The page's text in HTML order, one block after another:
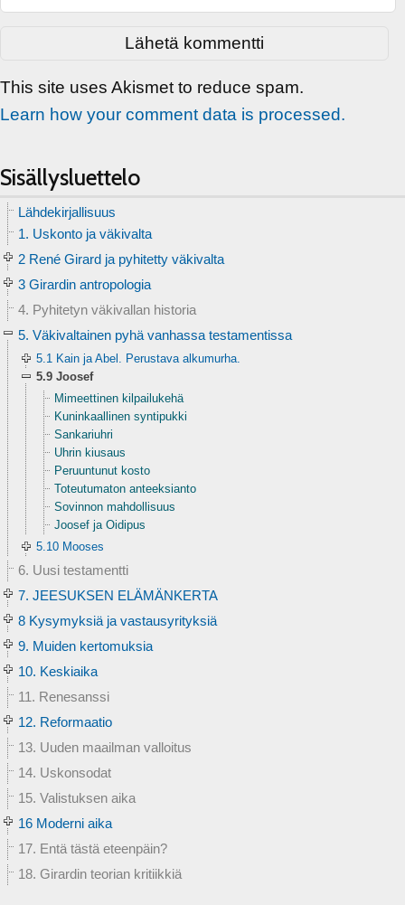
This site uses Akismet to reduce spam.
Learn how your comment data is processed.
Sisällysluettelo
Lähdekirjallisuus
1. Uskonto ja väkivalta
2 René Girard ja pyhitetty väkivalta
3 Girardin antropologia
4. Pyhitetyn väkivallan historia
5. Väkivaltainen pyhä vanhassa testamentissa
5.1 Kain ja Abel. Perustava alkumurha.
5.9 Joosef
Mimeettinen kilpailukehä
Kuninkaallinen syntipukki
Sankariuhri
Uhrin kiusaus
Peruuntunut kosto
Toteutumaton anteeksianto
Sovinnon mahdollisuus
Joosef ja Oidipus
5.10 Mooses
6. Uusi testamentti
7. JEESUKSEN ELÄMÄNKERTA
8 Kysymyksiä ja vastausyrityksiä
9. Muiden kertomuksia
10. Keskiaika
11. Renesanssi
12. Reformaatio
13. Uuden maailman valloitus
14. Uskonsodat
15. Valistuksen aika
16 Moderni aika
17. Entä tästä eteenpäin?
18. Girardin teorian kritiikkiä